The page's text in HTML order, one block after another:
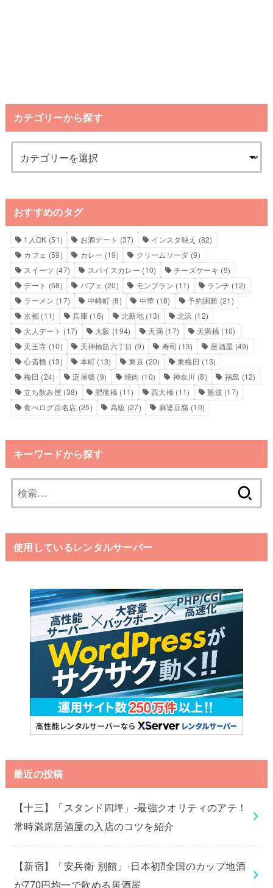
カテゴリーから探す
おすすめのタグ
1人OK (51) お酒デート (37) インスタ映え (82)
カフェ (59) カレー (19) クリームソーダ (9)
スイーツ (47) スパイスカレー (10) チーズケーキ (9)
デート (58) パフェ (20) モンブラン (11) ランチ (12)
ラーメン (17) 中崎町 (8) 中華 (18) 予約困難 (21)
京都 (11) 兵庫(16) 北新地(13) 北浜 (12)
大人デート (17) 大阪 (194) 天満(17) 天満橋(10)
天王寺 (10) 天神橋筋六丁目 (9) 寿司 (13) 居酒屋 (49)
心斎橋 (13) 本町 (13) 東京(20) 東梅田 (13)
梅田 (24) 淀屋橋 (9) 焼肉 (10) 神奈川 (8) 福島 (12)
立ち飲み屋 (38) 肥後橋 (11) 西大橋 (11) 難波 (17)
食べログ百名店 (25) 高級 (27) 麻婆豆腐 (10)
キーワードから探す
索:
使用しているレンタルサーバー
最近の投稿
【十三】「スタンド四坪」-最強クオリティのアテ！
常時満席居酒屋の入店のコツを紹介
【新宿】「安兵衛 別館」-日本初⁈全国のカップ地酒
が770円均一で飲める居酒屋